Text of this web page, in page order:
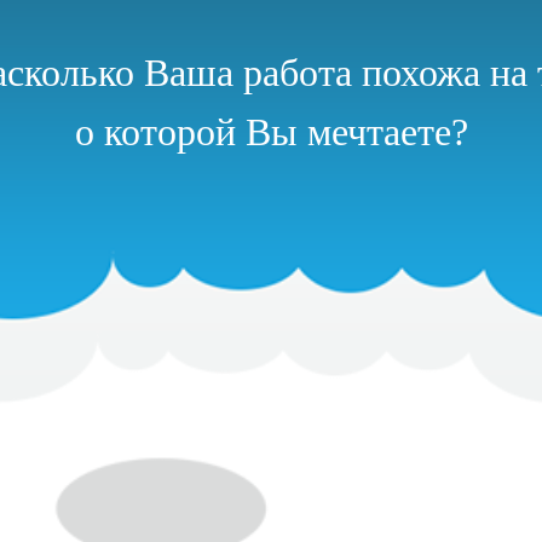
Ваша работа похожа на
о которой Вы мечтаете?